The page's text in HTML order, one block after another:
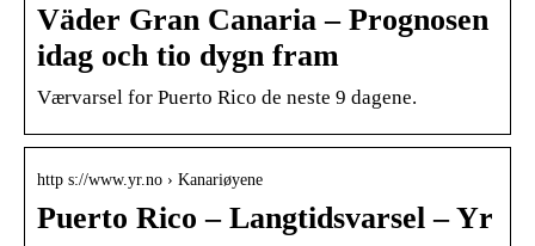
Väder Gran Canaria – Prognosen
idag och tio dygn fram
Værvarsel for Puerto Rico de neste 9 dagene.
http s://www.yr.no › Kanariøyene
Puerto Rico – Langtidsvarsel – Yr